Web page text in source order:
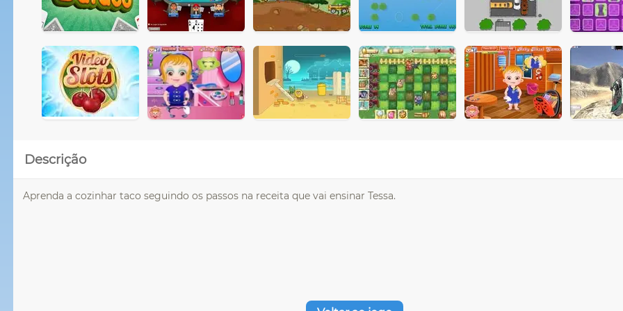
Descrição
Aprenda a cozinhar taco seguindo os passos na receita que vai ensinar Tessa.